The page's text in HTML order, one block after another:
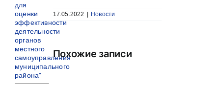
17.05.2022 Новости
Похожие записи
для
оценки
эффективности
деятельности
органов
местного
самоуправления
муниципального
района"